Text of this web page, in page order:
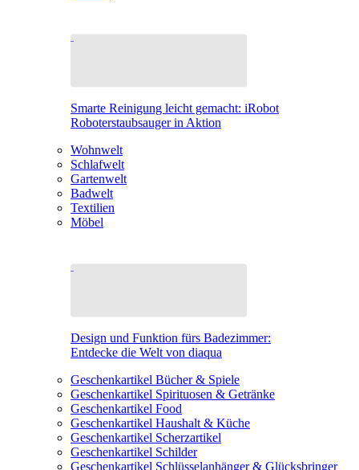
Smarte Reinigung leicht gemacht: iRobot
Roboterstaubsauger in Aktion
Wohnwelt
Schlafwelt
Gartenwelt
Badwelt
Textilien
Möbel
Design und Funktion fürs Badezimmer:
Entdecke die Welt von diaqua
Geschenkartikel Bücher & Spiele
Geschenkartikel Spirituosen & Getränke
Geschenkartikel Food
Geschenkartikel Haushalt & Küche
Geschenkartikel Scherzartikel
Geschenkartikel Schilder
Geschenkartikel Schlüsselanhänger & Glücksbringer